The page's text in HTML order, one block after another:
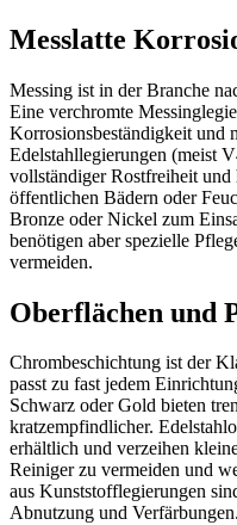
Messlatte
Messing ist in der Branche
Eine verchromte
Korrosionsbeständigkeit und
Edelstahllegierungen (meist
vollständiger Rostfreiheit und
öffentlichen Bädern oder
Bronze oder Nickel zum
benötigen aber spezielle
vermeiden.
Oberflächen und
Chrombeschichtung ist der
passt zu fast jedem
Schwarz oder Gold bieten
kratzempfindlicher.
erhältlich und verzeihen
Reiniger zu vermeiden und
aus Kunststofflegierungen
Abnutzung und Verfärbungen.